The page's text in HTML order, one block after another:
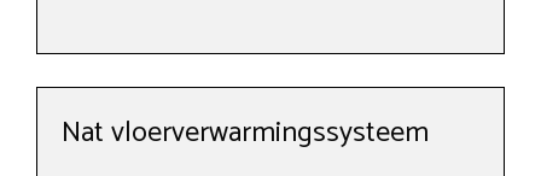
Nat vloerverwarmingssysteem